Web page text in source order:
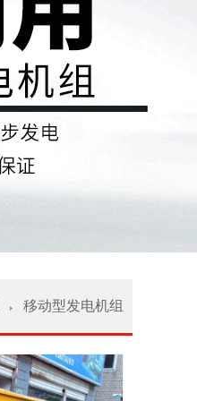
移动型发电机组